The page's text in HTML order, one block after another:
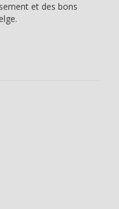
et des bons